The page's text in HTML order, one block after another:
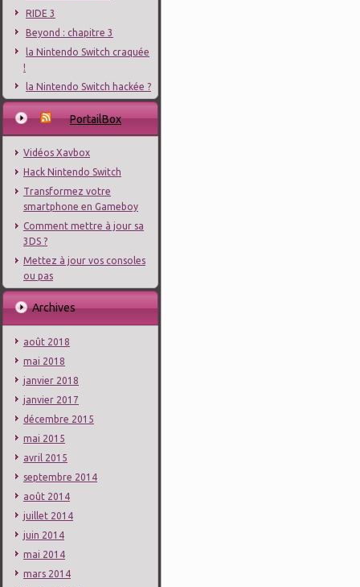
RIDE 3
Beyond : chapitre 3
la Nintendo Switch craquée
!
la Nintendo Switch hackée ?
PortailBox
Vidéos Xavbox
Hack Nintendo Switch
Transformez votre
smartphone en Gameboy
Comment mettre à jour sa
3DS ?
Mettez à jour vos consoles
ou pas
Archives
août 2018
mai 2018
janvier 2018
janvier 2017
décembre 2015
mai 2015
avril 2015
septembre 2014
août 2014
juillet 2014
juin 2014
mai 2014
mars 2014